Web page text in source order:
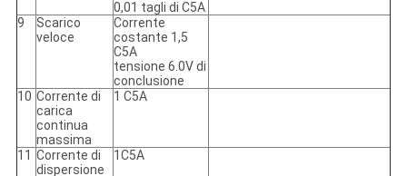
0,01 tagli di C5A
9
Scarico
veloce
Corrente
costante 1,5
C5A
tensione 6.0V di
conclusione
10 Corrente di
carica
continua
massima
1 C5A
11 Corrente di
dispersione
1C5A